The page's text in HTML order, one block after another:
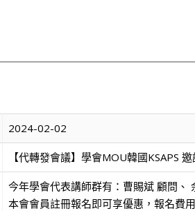
2024-02-02
【代轉發會議】學會MOU韓國KSAPS
今年學會代表講師群有：曹賜斌 顧問、
本會會員註冊報名即可享優惠，報名費